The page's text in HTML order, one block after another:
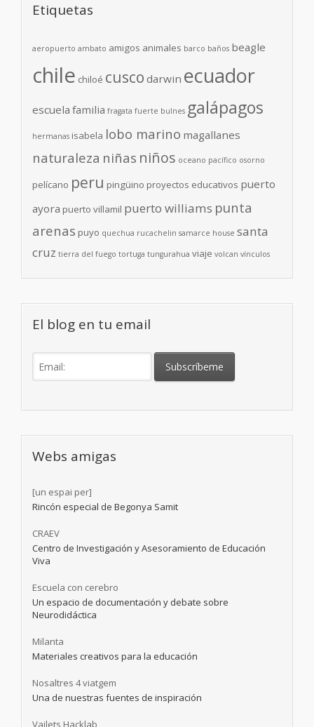
Etiquetas
aeropuerto ambato amigos animales barco baños beagle
chile chiloé cusco darwin ecuador
escuela familia fragata fuerte bulnes galápagos
hermanas isabela lobo marino magallanes
naturaleza niñas niños oceano pacífico osorno
pelícano peru pingüino proyectos educativos puerto
ayora puerto villamil puerto williams punta
arenas puyo quechua rucachelin samarce house santa
cruz tierra del fuego tortuga tungurahua viaje volcan vínculos
El blog en tu email
Webs amigas
[un espai per]
Rincón especial de Begonya Samit
CRAEV
Centro de Investigación y Asesoramiento de Educación
Viva
Escuela con cerebro
Un espacio de documentación y debate sobre
Neurodidáctica
Milanta
Materiales creativos para la educación
Nosaltres 4 viatgem
Una de nuestras fuentes de inspiración
Vailets Hacklab